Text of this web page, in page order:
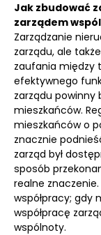
Jak zbudować
zarządem
Zarządzanie
zarządu, ale
zaufania między
efektywnego
zarządu
mieszkańców.
mieszkańców o
znacznie
zarząd był
sposób
realne
współpracy; gdy
współpracę
wspólnoty.